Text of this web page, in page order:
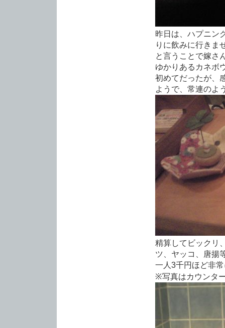
昨日は、ハプニン
りに飲みに行きま
と言うことで嫁さ
ゆかりあるカネボ
初めてだったが、
ようで、常連のよ
精算してビックリ
ツ、ヤッコ、唐揚
一人3千円ほど非
※写真はカウンタ